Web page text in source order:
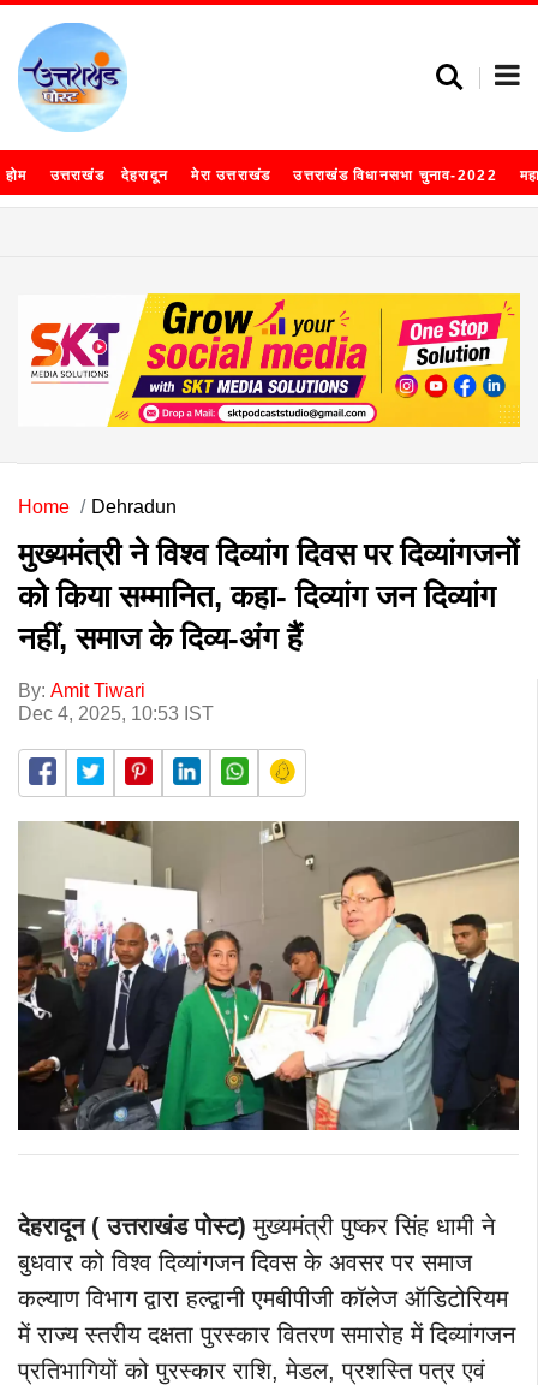
होम उत्तराखंड देहरादून मेरा उत्तराखंड उत्तराखंड विधानसभा चुनाव-2022
Home Dehradun
मुख्यमंत्री ने विश्व दिव्यांग दिवस पर दिव्यांगजनों
को किया सम्मानित, कहा- दिव्यांग जन दिव्यांग
नहीं, समाज के दिव्य-अंग हैं
By: Amit Tiwari
Dec 4, 2025, 10:53 IST
देहरादून ( उत्तराखंड पोस्ट)मुख्यमंत्री पुष्कर सिंह धामी ने
बुधवार को विश्व दिव्यांगजन दिवस के अवसर पर समाज
कल्याण विभाग द्वारा हल्द्वानी एमबीपीजी कॉलेज ऑडिटोरियम
में राज्य स्तरीय दक्षता पुरस्कार वितरण समारोह में दिव्यांगजन
प्रतिभागियों को पुरस्कार राशि, मेडल, प्रशस्ति पत्र एवं